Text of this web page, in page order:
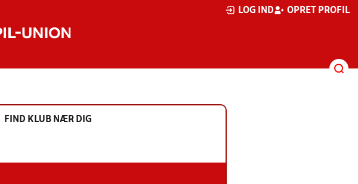
LOG IND OPRET PROFIL
FIND KLUB NÆR DIG